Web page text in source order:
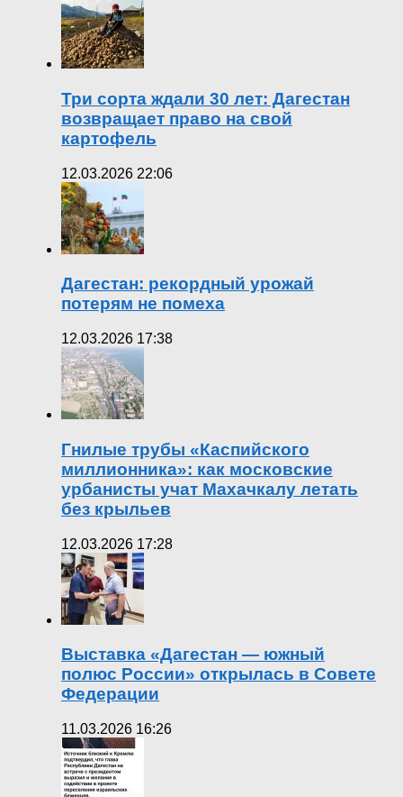
Три сорта ждали 30 лет: Дагестан
возвращает право на свой
картофель
12.03.2026 22:06
Дагестан: рекордный урожай
потерям не помеха
12.03.2026 17:38
Гнилые трубы «Каспийского
миллионника»: как московские
урбанисты учат Махачкалу летать
без крыльев
12.03.2026 17:28
Выставка «Дагестан — южный
полюс России» открылась в Совете
Федерации
11.03.2026 16:26